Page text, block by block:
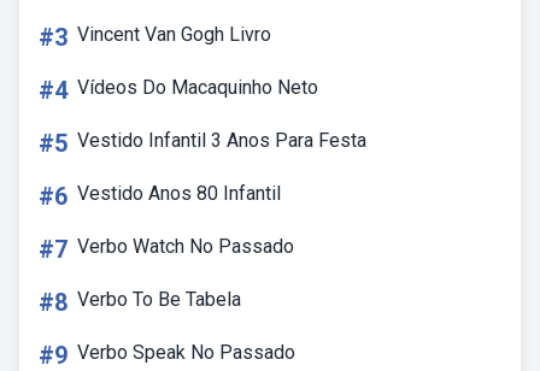
#3 Vincent Van Gogh Livro
#4 Vídeos Do Macaquinho Neto
#5 Vestido Infantil 3 Anos Para Festa
#6 Vestido Anos 80 Infantil
#7 Verbo Watch No Passado
#8 Verbo To Be Tabela
#9 Verbo Speak No Passado